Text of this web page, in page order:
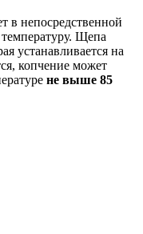
в непосредственной
Щепа
устанавливается на
копчение может
не выше 85